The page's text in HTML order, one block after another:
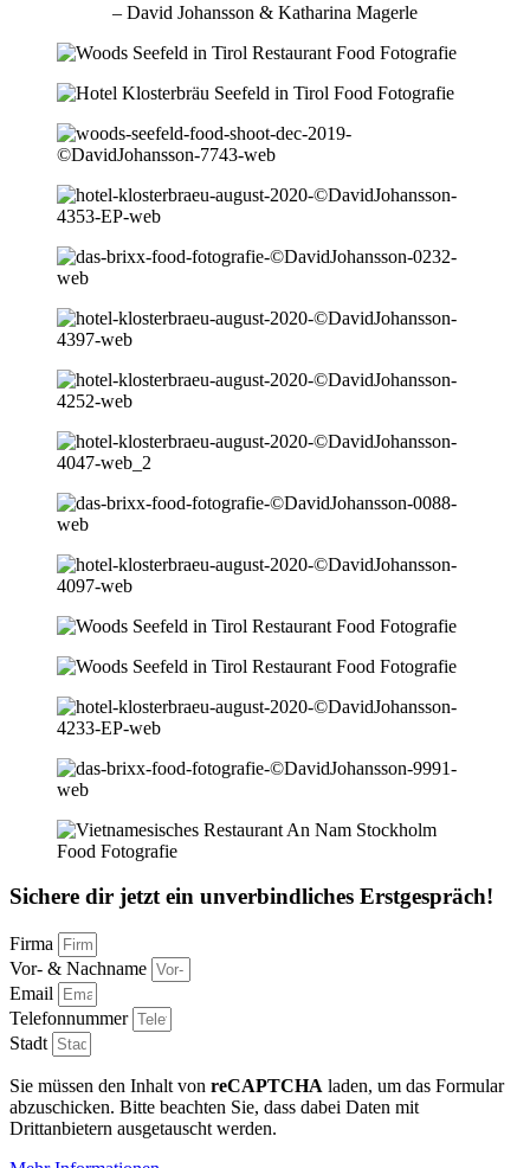
– David Johansson & Katharina Magerle
Sichere dir jetzt ein unverbindliches Erstgespräch!
Firma
Vor- & Nachname
Email
Telefonnummer
Stadt
Sie müssen den Inhalt von reCAPTCHA laden, um das Formular
abzuschicken. Bitte beachten Sie, dass dabei Daten mit
Drittanbietern ausgetauscht werden.